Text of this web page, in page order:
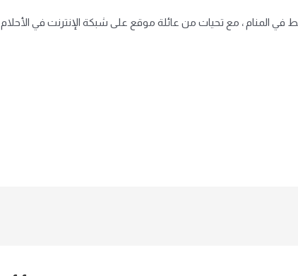
المنام ، مع تحيات من عائلة موقع على شبكة الإنترنت في الأحلام